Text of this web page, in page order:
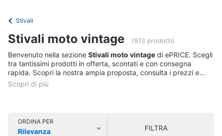
Informatica
Telefonia
Tv
Cinema
donna
Cappotto
donna
Felpa
donna
Stivali
Stivali moto vintage (913 prodotti)
Benvenuto nella sezione Stivali moto vintage di ePRICE. Scegli
tra tantissimi prodotti in offerta, scontati e con consegna
rapida. Scopri la nostra ampia proposta, consulta i prezzi e
acquista comodamente online.
ORDINA PER
Rilevanza
FILTRA